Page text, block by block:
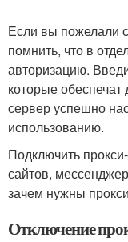
Если вы пожелали
помнить, что в
авторизацию.
которые
сервер успешно
использованию.
Подключить
сайтов,
зачем нужны
Отключение